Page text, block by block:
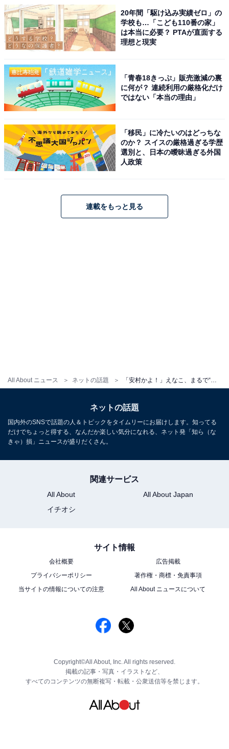
All About ニュース ネットの話題
20年間「駆け込み実績ゼロ」の
学校も…「こども110番の家」
は本当に必要？ PTAが直面する
理想と現実
「青春18きっぷ」販売激減の裏
に何が？ 連続利用の厳格化だけ
ではない「本当の理由」
「移民」に冷たいのはどっちな
のか？ スイスの厳格過ぎる学歴
選別と、日本の曖昧過ぎる外国
人政策
連載をもっと見る
ネットの話題
国内外のSNSで話題の人＆トピックをタイムリーにお届けします。知ってる
だけでちょっと得する、なんだか楽しい気分になれる、ネット発「知ら（な
きゃ）損」ニュースが盛りだくさん。
関連サービス
All About
All About Japan
イチオシ
サイト情報
会社概要
広告掲載
プライバシーポリシー
著作権・商標・免責事項
当サイトの情報についての注意
All About ニュースについて
Copyright©All About, Inc. All rights reserved.
掲載の記事・写真・イラストなど、
すべてのコンテンツの無断複写・転載・公衆送信等を禁じます。